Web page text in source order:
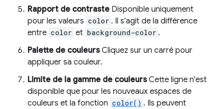
Rapport de contraste Disponible uniquement
pour les valeurs color . Il s'agit de la différence
entre color et background-color .
Palette de couleursCliquez sur un carré pour
appliquer sa couleur.
Limite de la gamme de couleursCette ligne n'est
disponible que pour les nouveaux espaces de
couleurs et la fonction color() . Ils peuvent